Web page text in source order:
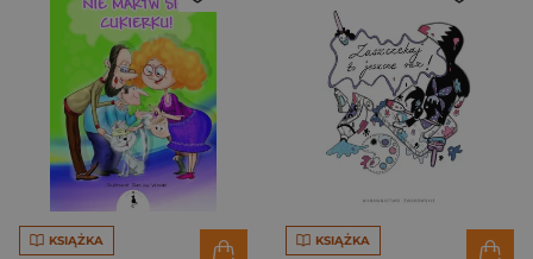
KSIĄŻKA KSIĄŻKA